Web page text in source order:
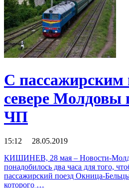
С пассажирским
севере Молдовы
ЧП
15:12 28.05.2019
КИШИНЕВ, 28 мая – Новости-
понадобилось два часа для того,
пассажирский поезд Окница-
которого …